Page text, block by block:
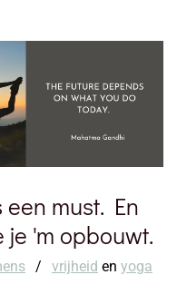
must. En
'm opbouwt.
/ vrijheid en yoga